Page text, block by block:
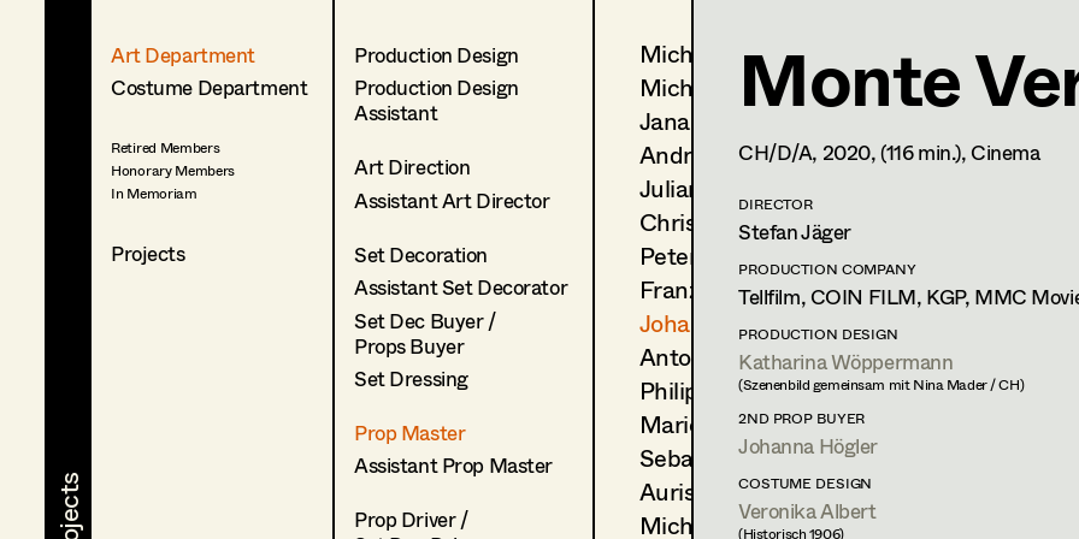
Art Department
Costume Department
Retired Members
Honorary Members
In Memoriam
Projects
Production Design
Production Design
Assistant
Art Direction
Assistant Art Director
Set Decoration
Assistant Set Decorator
Set Dec Buyer /
Props Buyer
Set Dressing
Prop Master
Assistant Prop Master
Prop Driver /
Michael Aberer
Michael Buchart
Jana Druskovic
Andreas Gombotz
Juliane Gstättner
Christian Haizinger
Peter Hofmann
Franz Hofmann
Johanna Högler
Antoinette Höring
Philipp Juda
Mario Kainer
Sebastian Kubisch
Auris Kunisch
Michael Manyet
Johanna Högler
Prop Master, Assistant
1140Wien
Print profile
Bildmaterial
Zusammenarbeit
PRODUCTION DESIGN ASSISTANT
2021 Der weiße Kobold
M. Kren, TV
SET DECORATION
2023 Der Vierer / Gemischtes
Monte
CH/D/A, 2020, (116 min.), Cinema
DIRECTOR
Stefan Jäger
PRODUCTION COMPANY
Tellfilm, COIN FILM, KGP, MMC
PRODUCTION DESIGN
Katharina Wöppermann
(Szenenbild gemeinsam mit Nina Mader / CH)
2ND PROP BUYER
Johanna Högler
COSTUME DESIGN
Veronika Albert
(Historisch 1906)